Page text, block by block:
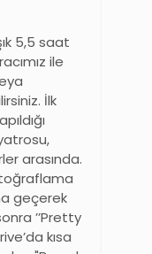
5,5 saat
ile
İlk
arasında.
geçerek
’’Pretty
’da kısa